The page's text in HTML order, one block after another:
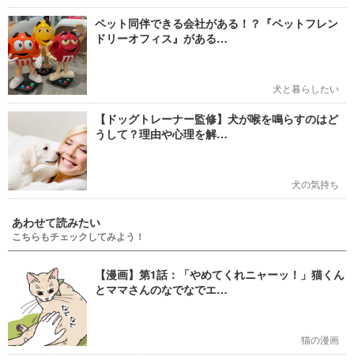
ペット同伴できる会社がある！？『ペットフレン
ドリーオフィス』がある…
犬と暮らしたい
【ドッグトレーナー監修】犬が喉を鳴らすのはど
うして？理由や心理を解…
犬の気持ち
あわせて読みたい
こちらもチェックしてみよう！
【漫画】第1話：「やめてくれニャーッ！」猫くん
とママさんのなでなでエ…
猫の漫画